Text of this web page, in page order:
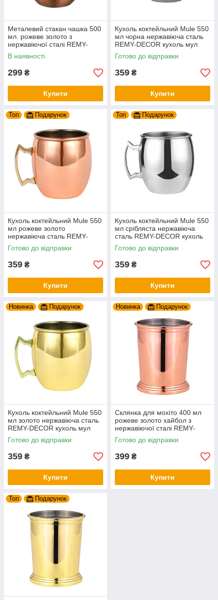
Металевий стакан чашка 500
мл. рожеве золото з
нержавіючої сталі REMY-
DECOR
В наявності
299 ₴
Купити
Кухоль коктейльний Mule 550
мл чорна нержавіюча сталь
REMY-DECOR кухоль мул
для холодних напоїв
Готово до відправки
359 ₴
Купити
Топ Подарунок
Кухоль коктейльний Mule 550
мл рожеве золото
нержавіюча сталь REMY-
DECOR кухоль мул для
холодних напоїв
Готово до відправки
359 ₴
Купити
Топ Подарунок
Кухоль коктейльний Mule 550
мл срібляста нержавіюча
сталь REMY-DECOR кухоль
мул для холодних напоїв
Готово до відправки
359 ₴
Купити
Новинка Подарунок
Кухоль коктейльний Mule 550
мл золото нержавіюча сталь
REMY-DECOR кухоль мул
для холодних напоїв
Готово до відправки
359 ₴
Купити
Новинка Подарунок
Склянка для мохіто 400 мл
рожеве золото хайбол з
нержавіючої сталі REMY-
DECOR для охолоджених
напоїв
Готово до відправки
399 ₴
Купити
Топ Подарунок